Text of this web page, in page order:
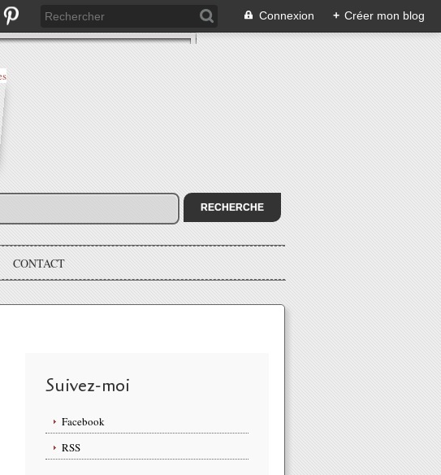
Connexion + Créer mon blog
CONTACT
Suivez-moi
Facebook
RSS